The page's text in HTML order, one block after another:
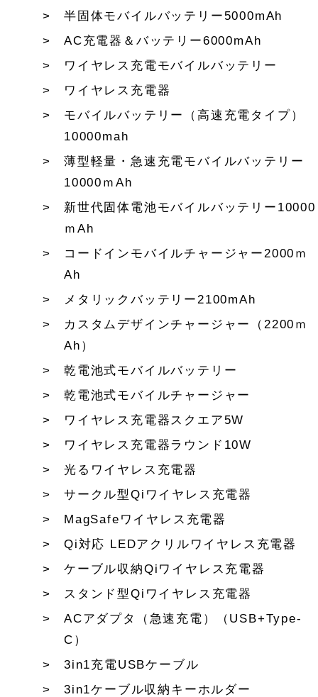
半固体モバイルバッテリー5000mAh
AC充電器＆バッテリー6000mAh
ワイヤレス充電モバイルバッテリー
ワイヤレス充電器
モバイルバッテリー（高速充電タイプ）
10000mah
薄型軽量・急速充電モバイルバッテリー
10000ｍAh
新世代固体電池モバイルバッテリー10000
ｍAh
コードインモバイルチャージャー2000ｍ
Ah
メタリックバッテリー2100mAh
カスタムデザインチャージャー（2200ｍ
Ah）
乾電池式モバイルバッテリー
乾電池式モバイルチャージャー
ワイヤレス充電器スクエア5W
ワイヤレス充電器ラウンド10W
光るワイヤレス充電器
サークル型Qiワイヤレス充電器
MagSafeワイヤレス充電器
Qi対応 LEDアクリルワイヤレス充電器
ケーブル収納Qiワイヤレス充電器
スタンド型Qiワイヤレス充電器
ACアダプタ（急速充電）（USB+Type-
C）
3in1充電USBケーブル
3in1ケーブル収納キーホルダー